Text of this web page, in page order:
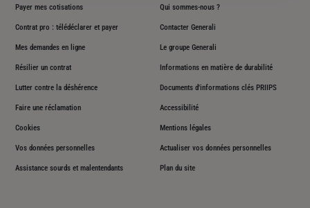
Payer mes cotisations
Contrat pro : télédéclarer et payer
Mes demandes en ligne
Résilier un contrat
Lutter contre la déshérence
Faire une réclamation
Qui sommes-nous ?
Contacter Generali
Le groupe Generali
Informations en matière de durabilité
Documents d'informations clés PRIIPS
Accessibilité
Cookies Mentions légales
Vos données personnelles Actualiser vos données personnelles
Assistance sourds et malentendants Plan du site